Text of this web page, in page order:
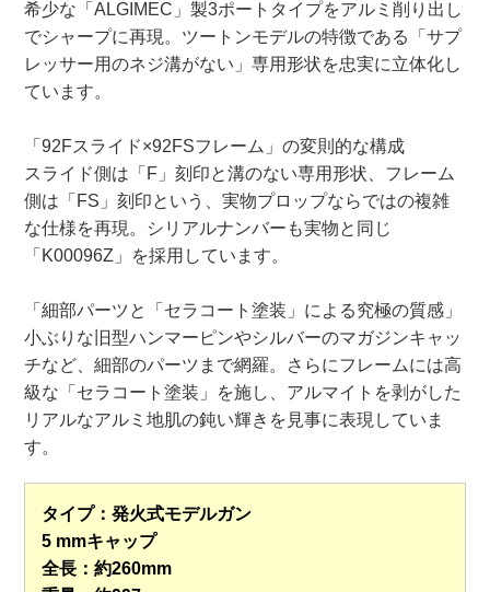
希少な「ALGIMEC」製3ポートタイプをアルミ削り出し
でシャープに再現。ツートンモデルの特徴である「サプ
レッサー用のネジ溝がない」専用形状を忠実に立体化し
ています。
「92Fスライド×92FSフレーム」の変則的な構成
スライド側は「F」刻印と溝のない専用形状、フレーム
側は「FS」刻印という、実物プロップならではの複雑
な仕様を再現。シリアルナンバーも実物と同じ
「K00096Z」を採用しています。
「細部パーツと「セラコート塗装」による究極の質感」
小ぶりな旧型ハンマーピンやシルバーのマガジンキャッ
チなど、細部のパーツまで網羅。さらにフレームには高
級な「セラコート塗装」を施し、アルマイトを剥がした
リアルなアルミ地肌の鈍い輝きを見事に表現していま
す。
タイプ：発火式モデルガン
5 mmキャップ
全長：約260mm